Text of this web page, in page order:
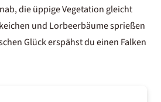
die üppige Vegetation gleicht
und Lorbeerbäume sprießen
Glück erspähst du einen Falken